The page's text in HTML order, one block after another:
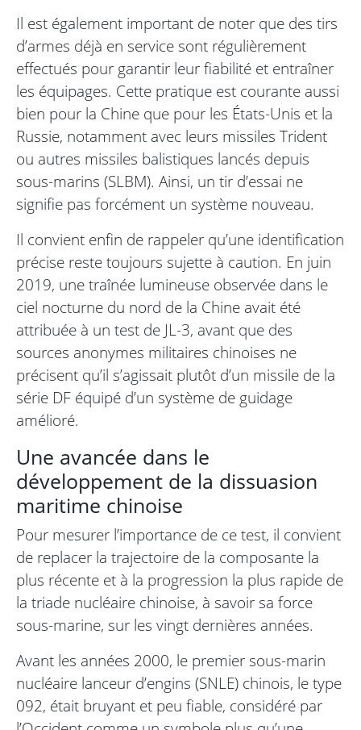
Il est également important de noter que des tirs
d’armes déjà en service sont régulièrement
effectués pour garantir leur fiabilité et entraîner
les équipages. Cette pratique est courante aussi
bien pour la Chine que pour les États-Unis et la
Russie, notamment avec leurs missiles Trident
ou autres missiles balistiques lancés depuis
sous-marins (SLBM). Ainsi, un tir d’essai ne
signifie pas forcément un système nouveau.
Il convient enfin de rappeler qu’une identification
précise reste toujours sujette à caution. En juin
2019, une traînée lumineuse observée dans le
ciel nocturne du nord de la Chine avait été
attribuée à un test de JL-3, avant que des
sources anonymes militaires chinoises ne
précisent qu’il s’agissait plutôt d’un missile de la
série DF équipé d’un système de guidage
amélioré.
Une avancée dans le
développement de la dissuasion
maritime chinoise
Pour mesurer l’importance de ce test, il convient
de replacer la trajectoire de la composante la
plus récente et à la progression la plus rapide de
la triade nucléaire chinoise, à savoir sa force
sous-marine, sur les vingt dernières années.
Avant les années 2000, le premier sous-marin
nucléaire lanceur d’engins (SNLE) chinois, le type
092, était bruyant et peu fiable, considéré par